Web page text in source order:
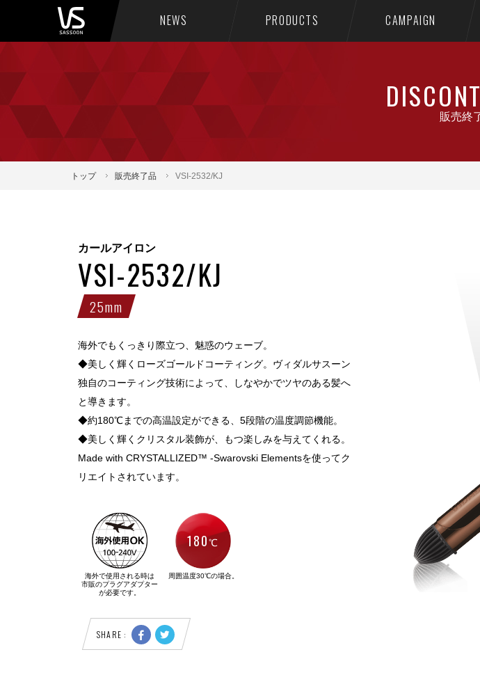
NEWS PRODUCTS CAMPAIGN
販売終
トップ 販売終了品 VSI-2532/KJ
カールアイロン
VSI-2532/KJ
25mm
海外でもくっきり際立つ、魅惑のウェーブ。
◆美しく輝くローズゴールドコーティング。ヴィダルサスーン
独自のコーティング技術によって、しなやかでツヤのある髪へ
と導きます。
◆約180℃までの高温設定ができる、5段階の温度調節機能。
◆美しく輝くクリスタル装飾が、もつ楽しみを与えてくれる。
Made with CRYSTALLIZED™ -Swarovski Elementsを使ってク
リエイトされています。
海外で使用される時は
市販のプラグアダプター
が必要です。
180℃
周囲温度30℃の場合。
SHARE :